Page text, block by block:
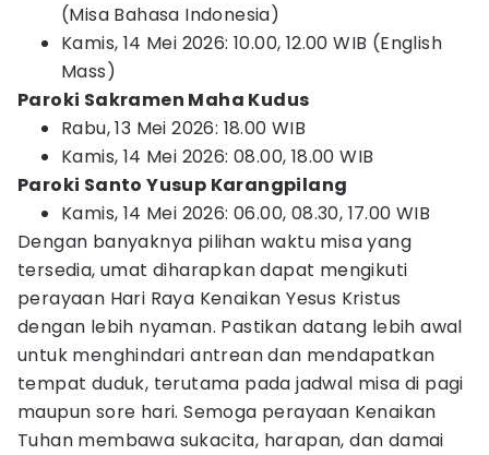
(Misa Bahasa Indonesia)
Kamis, 14 Mei 2026: 10.00, 12.00 WIB (English
Mass)
Paroki Sakramen Maha Kudus
Rabu, 13 Mei 2026: 18.00 WIB
Kamis, 14 Mei 2026: 08.00, 18.00 WIB
Paroki Santo Yusup Karangpilang
Kamis, 14 Mei 2026: 06.00, 08.30, 17.00 WIB
Dengan banyaknya pilihan waktu misa yang
tersedia, umat diharapkan dapat mengikuti
perayaan Hari Raya Kenaikan Yesus Kristus
dengan lebih nyaman. Pastikan datang lebih awal
untuk menghindari antrean dan mendapatkan
tempat duduk, terutama pada jadwal misa di pagi
maupun sore hari. Semoga perayaan Kenaikan
Tuhan membawa sukacita, harapan, dan damai